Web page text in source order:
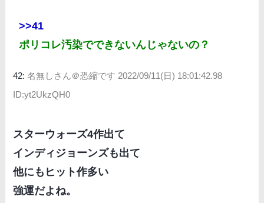
>>41
ポリコレ汚染でできないんじゃないの？
42:名無しさん＠恐縮です 2022/09/11(日) 18:01:42.98
ID:yt2UkzQH0
スターウォーズ4作出て
インディジョーンズも出て
他にもヒット作多い
強運だよね。